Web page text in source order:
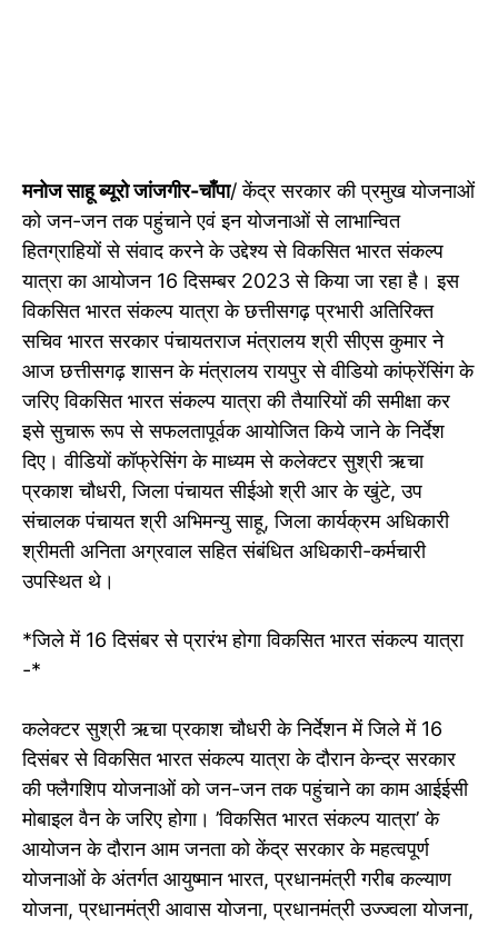
मनोज साहू ब्यूरो जांजगीर-चाँपा/ केंद्र सरकार की प्रमुख योजनाओं
को जन-जन तक पहुंचाने एवं इन योजनाओं से लाभान्वित
हितग्राहियों से संवाद करने के उद्देश्य से विकसित भारत संकल्प
यात्रा का आयोजन 16 दिसम्बर 2023 से किया जा रहा है। इस
विकसित भारत संकल्प यात्रा के छत्तीसगढ़ प्रभारी अतिरिक्त
सचिव भारत सरकार पंचायतराज मंत्रालय श्री सीएस कुमार ने
आज छत्तीसगढ़ शासन के मंत्रालय रायपुर से वीडियो कांफ्रेंसिंग के
जरिए विकसित भारत संकल्प यात्रा की तैयारियों की समीक्षा कर
इसे सुचारू रूप से सफलतापूर्वक आयोजित किये जाने के निर्देश
दिए। वीडियों कॉफ्रेसिंग के माध्यम से कलेक्टर सुश्री ऋचा
प्रकाश चौधरी, जिला पंचायत सीईओ श्री आर के खुंटे, उप
संचालक पंचायत श्री अभिमन्यु साहू, जिला कार्यक्रम अधिकारी
श्रीमती अनिता अग्रवाल सहित संबंधित अधिकारी-कर्मचारी
उपस्थित थे।
*जिले में 16 दिसंबर से प्रारंभ होगा विकसित भारत संकल्प यात्रा
-*
कलेक्टर सुश्री ऋचा प्रकाश चौधरी के निर्देशन में जिले में 16
दिसंबर से विकसित भारत संकल्प यात्रा के दौरान केन्द्र सरकार
की फ्लैगशिप योजनाओं को जन-जन तक पहुंचाने का काम आईईसी
मोबाइल वैन के जरिए होगा। ’विकसित भारत संकल्प यात्रा’ के
आयोजन के दौरान आम जनता को केंद्र सरकार के महत्वपूर्ण
योजनाओं के अंतर्गत आयुष्मान भारत, प्रधानमंत्री गरीब कल्याण
योजना, प्रधानमंत्री आवास योजना, प्रधानमंत्री उज्ज्वला योजना,